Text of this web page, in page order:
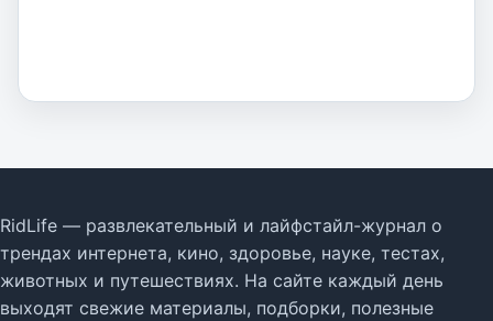
RidLife — развлекательный и лайфстайл-журнал о
трендах интернета, кино, здоровье, науке, тестах,
животных и путешествиях. На сайте каждый день
выходят свежие материалы, подборки, полезные